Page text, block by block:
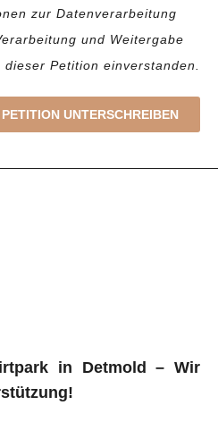
in Detmold – Wir
zur Datenverarbeitung
und Weitergabe
Petition einverstanden.
PETITION UNTERSCHREIBEN